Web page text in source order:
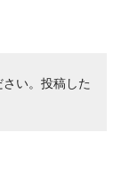
い。投稿した